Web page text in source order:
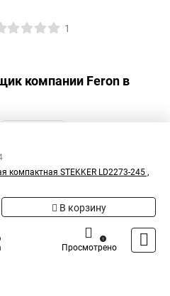
1
компании Feron в
компактная STEKKER LD2273-245 ,
В корзину
Просмотрено
1